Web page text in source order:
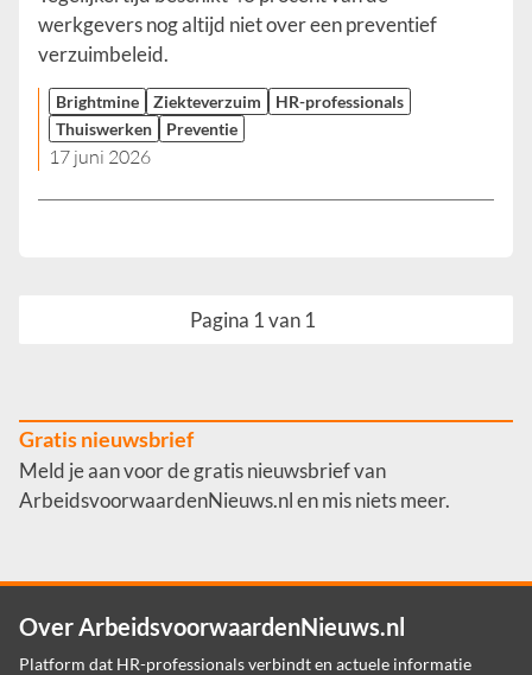
werkgevers nog altijd niet over een preventief
verzuimbeleid.
Brightmine Ziekteverzuim
HR-professionals
Thuiswerken
Preventie
17 juni 2026
Pagina 1 van 1
Gratis nieuwsbrief
Meld je aan voor de gratis nieuwsbrief van
ArbeidsvoorwaardenNieuws.nl en mis niets meer.
Over ArbeidsvoorwaardenNieuws.nl
Platform dat HR-professionals verbindt en actuele informatie